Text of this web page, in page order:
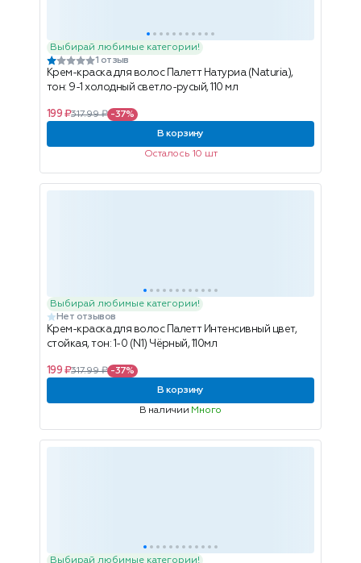
Выбирай любимые категории!
1 отзыв
Крем-краска для волос Палетт Натуриа (Naturia),
тон: 9-1 холодный светло-русый, 110 мл
199 ₽317.99 ₽ -37%
В корзину
Осталось 10 шт
Выбирай любимые категории!
Нет отзывов
Крем-краска для волос Палетт Интенсивный цвет,
стойкая, тон: 1-0 (N1) Чёрный, 110мл
199 ₽317.99 ₽ -37%
В корзину
В наличии Много
Выбирай любимые категории!